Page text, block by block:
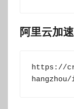
阿里云加速
https://